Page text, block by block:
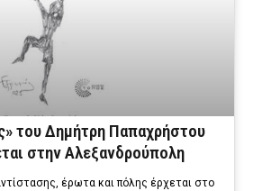
του Δημήτρη Παπαχρήστου
στην Αλεξανδρούπολη
έρωτα και πόλης έρχεται στο